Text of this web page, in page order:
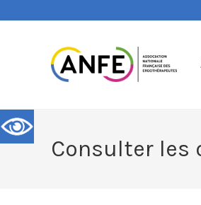
Consulter les